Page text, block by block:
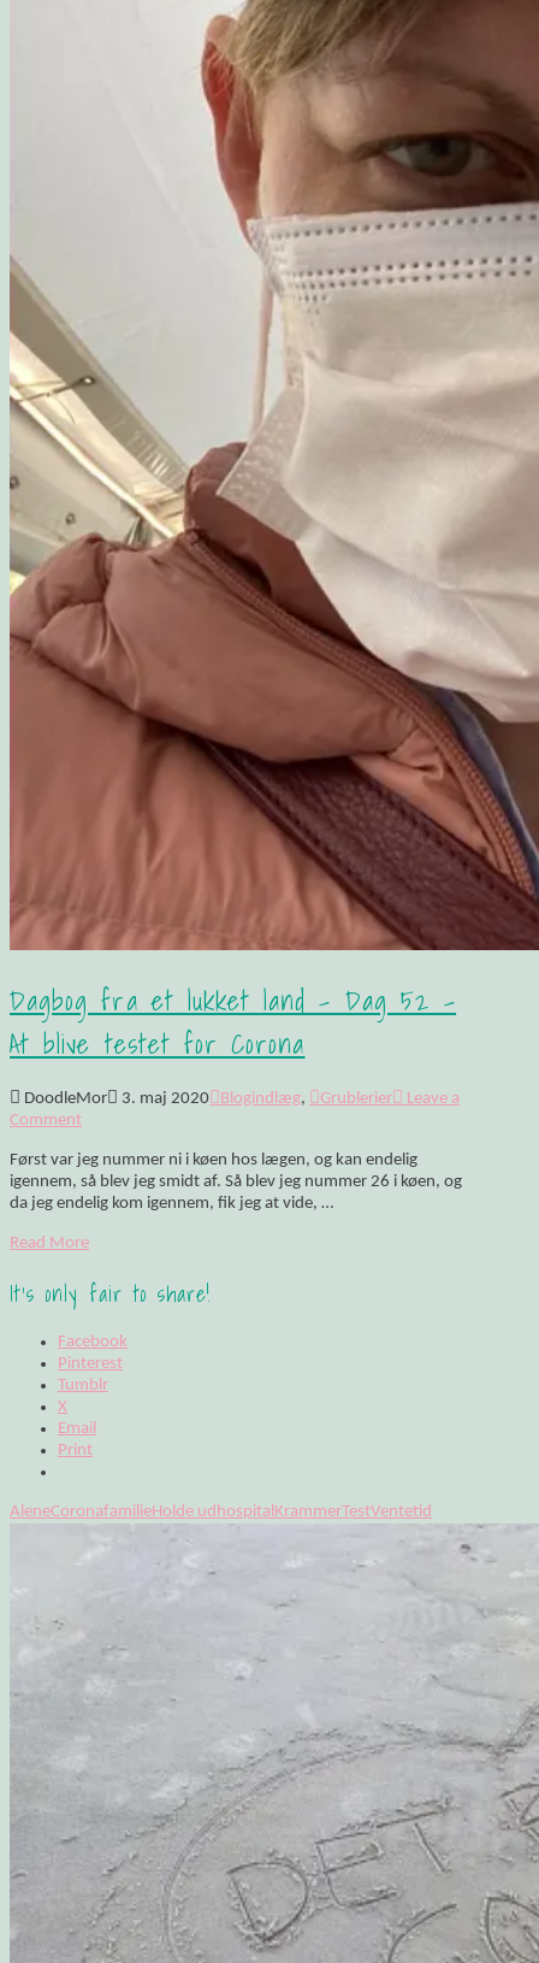
Dagbog fra et lukket land – Dag 52 –
At blive testet for Corona
DoodleMor 3. maj 2020 Blogindlæg, Grublerier
Leave a
Comment
Først var jeg nummer ni i køen hos lægen, og kan endelig
igennem, så blev jeg smidt af. Så blev jeg nummer 26 i køen, og
da jeg endelig kom igennem, fik jeg at vide, …
Read More
It's only fair to share!
Facebook
Pinterest
Tumblr
X
Email
Print
AleneCoronafamilieHolde udhospitalKrammerTestVentetid